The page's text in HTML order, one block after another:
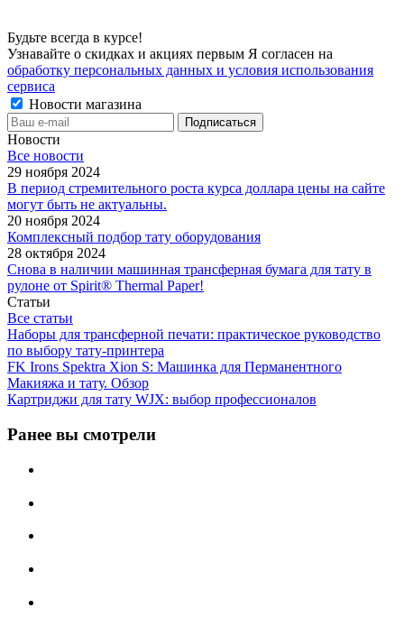
Будьте всегда в курсе!
Узнавайте о скидках и акциях первым Я согласен на
обработку персональных данных и условия использования
сервиса
Новости магазина
Новости
Все новости
29 ноября 2024
В период стремительного роста курса доллара цены на сайте
могут быть не актуальны.
20 ноября 2024
Комплексный подбор тату оборудования
28 октября 2024
Снова в наличии машинная трансферная бумага для тату в
рулоне от Spirit® Thermal Paper!
Статьи
Все статьи
Наборы для трансферной печати: практическое руководство
по выбору тату‑принтера
FK Irons Spektra Xion S: Машинка для Перманентного
Макияжа и тату. Обзор
Картриджи для тату WJX: выбор профессионалов
Ранее вы смотрели